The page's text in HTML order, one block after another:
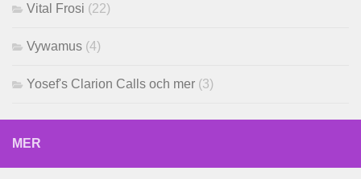
Vital Frosi (22)
Vywamus (4)
Yosef's Clarion Calls och mer (3)
MER